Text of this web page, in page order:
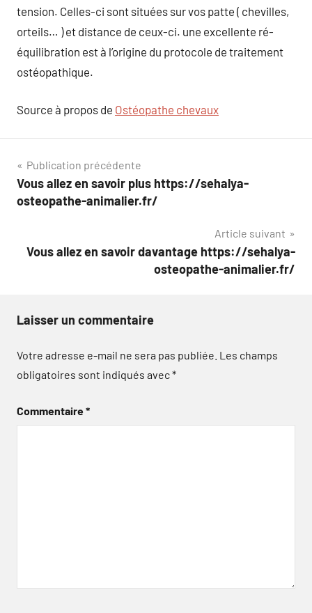
tension. Celles-ci sont situées sur vos patte ( chevilles,
orteils… ) et distance de ceux-ci. une excellente ré-
équilibration est à l’origine du protocole de traitement
ostéopathique.
Source à propos de Ostéopathe chevaux
Navigation
de
Publication précédente
Vous allez en savoir plus https://sehalya-
osteopathe-animalier.fr/
Article suivant
Vous allez en savoir davantage https://sehalya-
osteopathe-animalier.fr/
Laisser un commentaire
Votre adresse e-mail ne sera pas publiée. Les champs
obligatoires sont indiqués avec*
Commentaire*